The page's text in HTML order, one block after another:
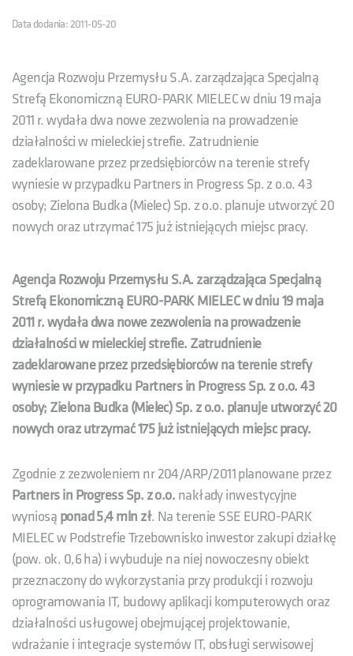
Data dodania: 2011-05-20
Agencja Rozwoju Przemysłu S.A. zarządzająca Specjalną
Strefą Ekonomiczną EURO-PARK MIELEC w dniu 19 maja
2011 r. wydała dwa nowe zezwolenia na prowadzenie
działalności w mieleckiej strefie. Zatrudnienie
zadeklarowane przez przedsiębiorców na terenie strefy
wyniesie w przypadku Partners in Progress Sp. z o.o. 43
osoby; Zielona Budka (Mielec) Sp. z o.o. planuje utworzyć 20
nowych oraz utrzymać 175 już istniejących miejsc pracy.
Agencja Rozwoju Przemysłu S.A. zarządzająca Specjalną
Strefą Ekonomiczną EURO-PARK MIELEC w dniu 19 maja
2011 r. wydała dwa nowe zezwolenia na prowadzenie
działalności w mieleckiej strefie. Zatrudnienie
zadeklarowane przez przedsiębiorców na terenie strefy
wyniesie w przypadku Partners in Progress Sp. z o.o. 43
osoby; Zielona Budka (Mielec) Sp. z o.o. planuje utworzyć 20
nowych oraz utrzymać 175 już istniejących miejsc pracy.
Zgodnie z zezwoleniem nr 204/ARP/2011 planowane przez
Partners in Progress Sp. z o.o. nakłady inwestycyjne
wyniosą ponad 5,4 mln zł. Na terenie SSE EURO-PARK
MIELEC w Podstrefie Trzebownisko inwestor zakupi działkę
(pow. ok. 0,6 ha) i wybuduje na niej nowoczesny obiekt
przeznaczony do wykorzystania przy produkcji i rozwoju
oprogramowania IT, budowy aplikacji komputerowych oraz
działalności usługowej obejmującej projektowanie,
wdrażanie i integracje systemów IT, obsługi serwisowej